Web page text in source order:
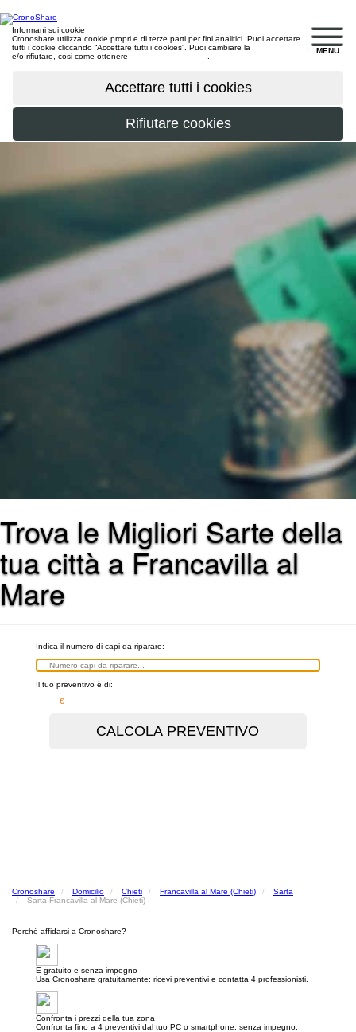
MENU
Informani sui cookie
Cronoshare utilizza cookie propri e di terze parti per fini analitici. Puoi accettare
tutti i cookie cliccando “Accettare tutti i cookies”. Puoi cambiare la
e/o rifiutare, cosi come ottenere
Trova le Migliori Sarte della
tua città a Francavilla al
Mare
Indica il numero di capi da riparare:
Il tuo preventivo è di:
– €
Cronoshare Domicilio Chieti Francavilla al Mare (Chieti)
Sarta
Sarta Francavilla al Mare (Chieti)
Perché affidarsi a Cronoshare?
E gratuito e senza impegno
Usa Cronoshare gratuitamente: ricevi preventivi e contatta 4 professionisti.
Confronta i prezzi della tua zona
Confronta fino a 4 preventivi dal tuo PC o smartphone, senza impegno.